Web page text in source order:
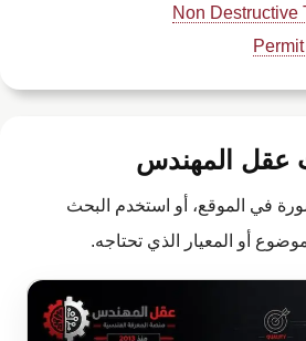
عقل المهندس
في الموقع، أو استخدم البحث
أو المعيار الذي تحتاجه.